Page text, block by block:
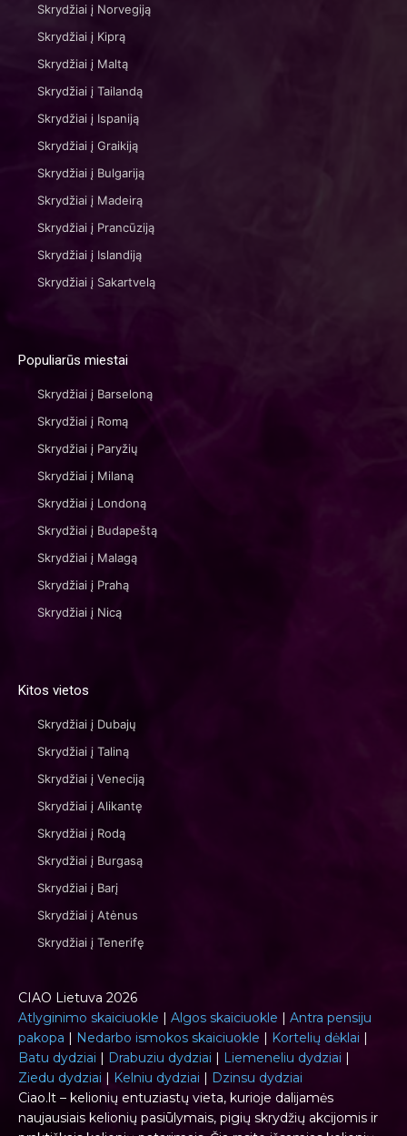
Skrydžiai į Norvegiją
Skrydžiai į Kiprą
Skrydžiai į Maltą
Skrydžiai į Tailandą
Skrydžiai į Ispaniją
Skrydžiai į Graikiją
Skrydžiai į Bulgariją
Skrydžiai į Madeirą
Skrydžiai į Prancūziją
Skrydžiai į Islandiją
Skrydžiai į Sakartvelą
Populiarūs miestai
Skrydžiai į Barseloną
Skrydžiai į Romą
Skrydžiai į Paryžių
Skrydžiai į Milaną
Skrydžiai į Londoną
Skrydžiai į Budapeštą
Skrydžiai į Malagą
Skrydžiai į Prahą
Skrydžiai į Nicą
Kitos vietos
Skrydžiai į Dubajų
Skrydžiai į Taliną
Skrydžiai į Veneciją
Skrydžiai į Alikantę
Skrydžiai į Rodą
Skrydžiai į Burgasą
Skrydžiai į Barį
Skrydžiai į Atėnus
Skrydžiai į Tenerifę
CIAO Lietuva 2026
Atlyginimo skaiciuokle | Algos skaiciuokle | Antra pensiju
pakopa | Nedarbo ismokos skaiciuokle | Kortelių dėklai |
Batu dydziai | Drabuziu dydziai | Liemeneliu dydziai |
Ziedu dydziai | Kelniu dydziai | Dzinsu dydziai
Ciao.lt – kelionių entuziastų vieta, kurioje dalijamės
naujausiais kelionių pasiūlymais, pigių skrydžių akcijomis ir